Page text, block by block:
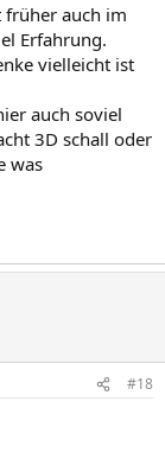
früher auch im
Erfahrung.
vielleicht ist
auch soviel
3D schall oder
was
#18